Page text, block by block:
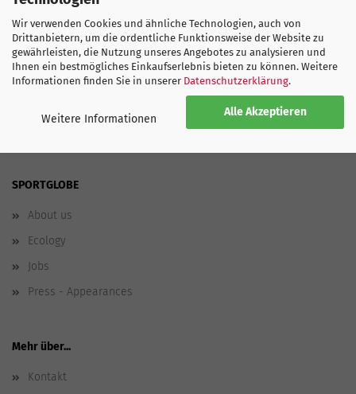
Wir verwenden Cookies und ähnliche Technologien, auch von
Drittanbietern, um die ordentliche Funktionsweise der Website zu
gewährleisten, die Nutzung unseres Angebotes zu analysieren und
Ihnen ein bestmögliches Einkaufserlebnis bieten zu können. Weitere
Informationen finden Sie in unserer Datenschutzerklärung.
Alle Akzeptieren
Weitere Informationen
ADIDAS GRÖSSENTABELLE
SPORTGLOBE
About us
Ecology
Jobs
Press - Appearances
Mehr über...
Kontakt